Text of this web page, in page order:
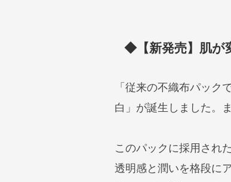
◆【新発売】肌が
「従来の不織布パッ
白」が誕生しました。
このパックに採用され
透明感と潤いを格段に